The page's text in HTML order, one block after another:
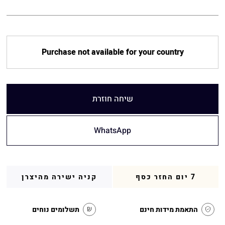
Purchase not available for your country
שיחה חוזרת
WhatsApp
7 יום החזר כסף קניה ישירה מהיצרן
התאמת מידות חינם תשלומים נוחים